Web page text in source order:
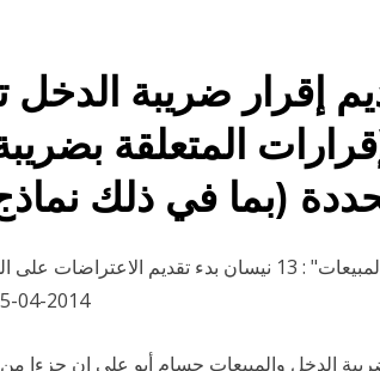
إقرار ضريبة
المتعلقة
2014-04-05 20:13 آخر تحديث: 2016-07-30 05:20